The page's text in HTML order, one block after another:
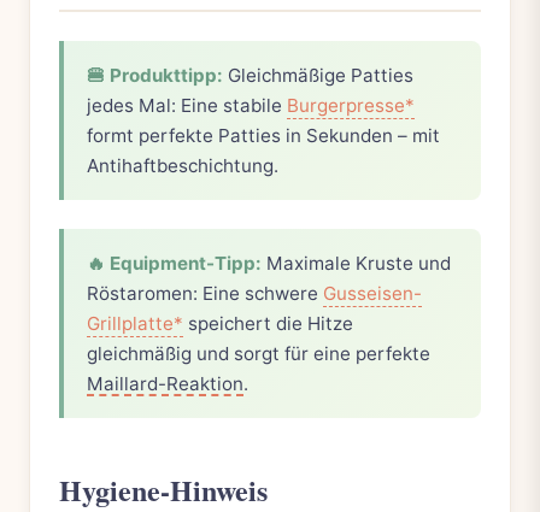
🍔 Produkttipp: Gleichmäßige Patties
jedes Mal: Eine stabile Burgerpresse*
formt perfekte Patties in Sekunden – mit
Antihaftbeschichtung.
🔥 Equipment-Tipp: Maximale Kruste und
Röstaromen: Eine schwere Gusseisen-
Grillplatte* speichert die Hitze
gleichmäßig und sorgt für eine perfekte
Maillard-Reaktion.
Hygiene-Hinweis